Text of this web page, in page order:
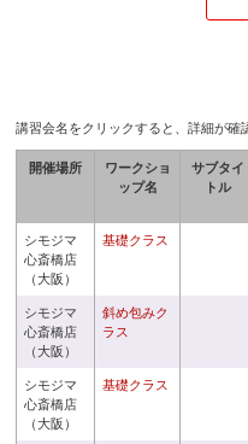
講習会名をクリックすると、詳細が確
開催場所
ワークショ
ップ名
サブタイ
トル
シモジマ
心斎橋店
（大阪）
基礎クラス
シモジマ
心斎橋店
（大阪）
斜め包みク
ラス
シモジマ
心斎橋店
（大阪）
基礎クラス